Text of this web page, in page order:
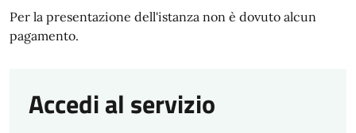
Per la presentazione dell'istanza non è dovuto alcun
pagamento.
Accedi al servizio